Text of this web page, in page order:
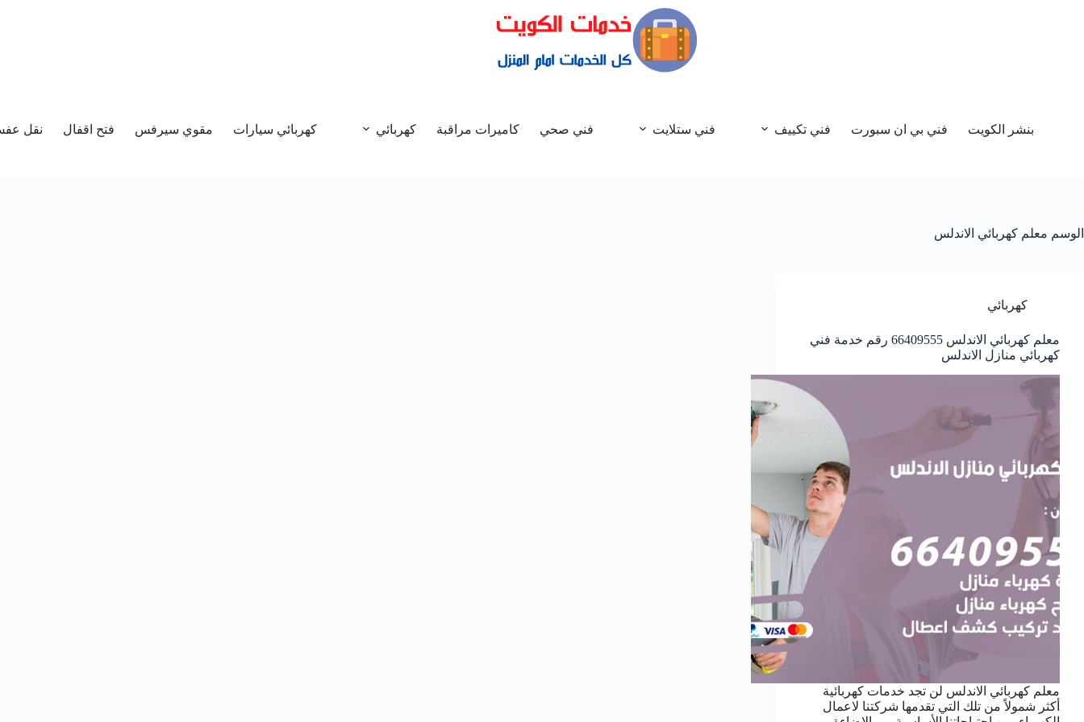
بنشر الكويت فني بي ان سبورت فني تكييف فني ستلايت فني صحي كاميرات مراقبة كهربائي كهربائي سيارات مقوي سيرفس فتح اقفال نقل
الوسم معلم كهربائي الاندلس
كهربائي
معلم كهربائي الاندلس 66409555 رقم خدمة فني
كهربائي منازل الاندلس
معلم كهربائي الاندلس لن تجد خدمات كهربائية
أكثر شمولاً من تلك التي تقدمها شركتنا لاعمال